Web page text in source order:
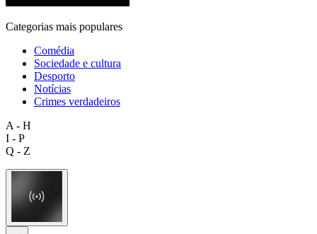
Categorias mais populares
Comédia
Sociedade e cultura
Desporto
Notícias
Crimes verdadeiros
A - H
I - P
Q - Z